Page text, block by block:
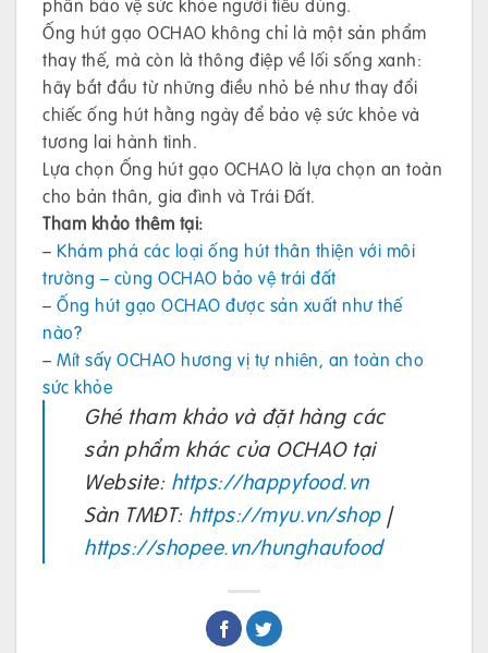
Ống hút gạo OCHAO không chỉ là một sản phẩm
thay thế, mà còn là thông điệp về lối sống xanh:
hãy bắt đầu từ những điều nhỏ bé như thay đổi
chiếc ống hút hằng ngày để bảo vệ sức khỏe và
tương lai hành tinh.
Lựa chọn Ống hút gạo OCHAO là lựa chọn an toàn
cho bản thân, gia đình và Trái Đất.
Tham khảo thêm tại:
– Khám phá các loại ống hút thân thiện với môi
trường – cùng OCHAO bảo vệ trái đất
– Ống hút gạo OCHAO được sản xuất như thế
nào?
– Mít sấy OCHAO hương vị tự nhiên, an toàn cho
sức khỏe
Ghé tham khảo và đặt hàng các
sản phẩm khác của OCHAO tại
Website: https://happyfood.vn
Sàn TMĐT: https://myu.vn/shop|
https://shopee.vn/hunghaufood